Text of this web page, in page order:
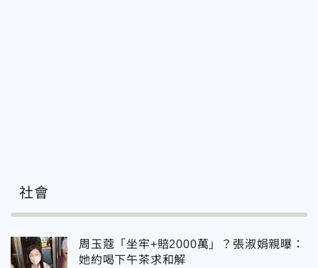
社會
周玉蔻「坐牢+賠2000萬」？張淑娟親曝：
她約喝下午茶求和解